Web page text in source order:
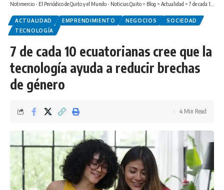
Notimercio - El Periódico de Quito y el Mundo - Noticias Quito > Blog > Actualidad >7 de cada 10 ecuatorianas cree que la tecnología ayuda a reducir brechas de género
ACTUALIDAD EMPRENDIMIENTO NEGOCIOS
SOCIEDAD
TECNOLOGÍA
7 de cada 10 ecuatorianas cree que la
tecnología ayuda a reducir brechas
de género
4 Min Read